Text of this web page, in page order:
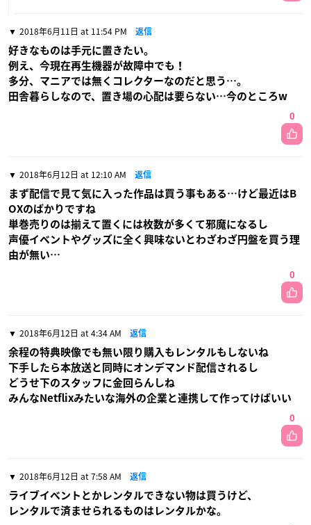
2018年6月11日 at 11:54 PM 返信
好きなものは手元に置きたい。
例え、今現在再生機器が故障中でも！
多分、マニアでは無くコレクターなのだと思う…。
田舎暮らしなので、置き場の心配は要らない…今のところw
0
2018年6月12日 at 12:10 AM 返信
まず配信で見て気に入った作品は買う事もある…けど最近はB
OXのばかりですね
単巻売りのは揃えて置くには枚数が多くて邪魔になるし
声優イベントやグッズに全く興味ないとわざわざ円盤を買う理
由が無い…
0
2018年6月12日 at 4:34 AM 返信
余程の特典映像でも無い限り購入もレンタルもしないね
下手したら本放送と同時にオンデマンド配信されるし
どうせ下のスタッフに金回らんしね
みんなNetflixみたいな海外の企業と連携して作ってけばいい
0
2018年6月12日 at 7:58 AM 返信
ライブイベントとかレンタルできない物は買うけど、
レンタルで済ませられるものはレンタルかな。